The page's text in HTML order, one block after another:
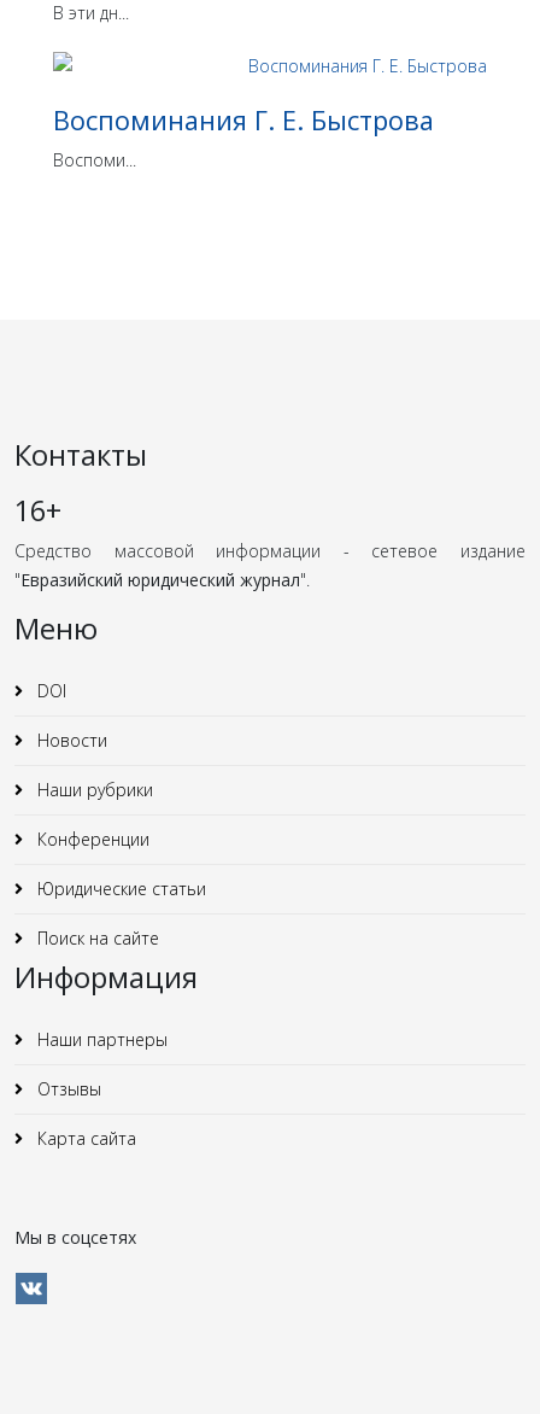
В эти дн...
Воспоминания Г. Е. Быстрова
Воспоми...
Контакты
16+
Средство массовой информации - сетевое издание
"Евразийский юридический журнал".
Меню
DOI
Новости
Наши рубрики
Конференции
Юридические статьи
Поиск на сайте
Информация
Наши партнеры
Отзывы
Карта сайта
Мы в соцсетях